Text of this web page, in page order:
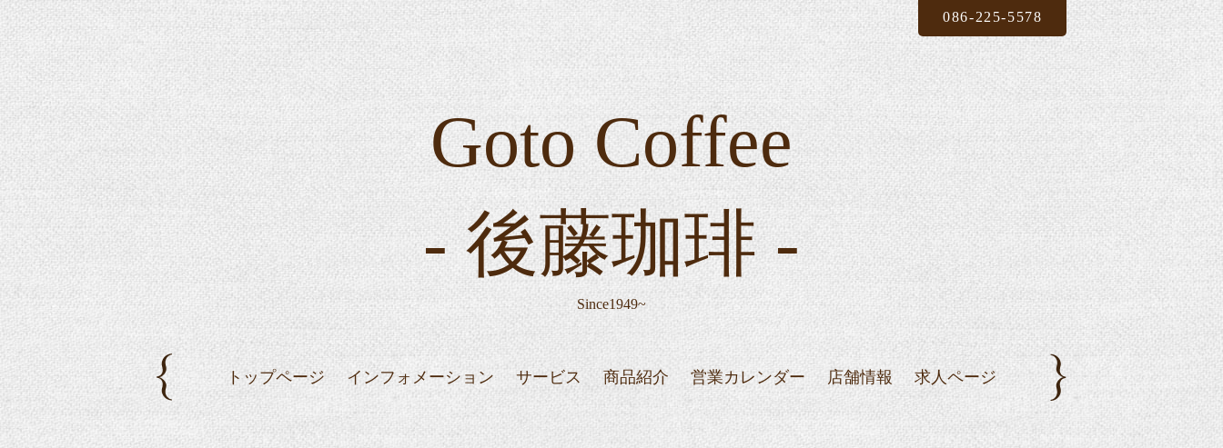
Goto Coffee
- 後藤珈琲 -
Since1949~
086-225-5578
トップページ インフォメーション サービス 商品紹介 営業カレンダー 店舗情報 求人ページ